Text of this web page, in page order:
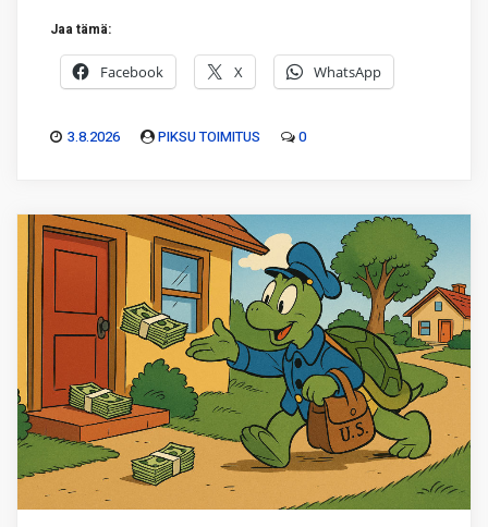
Jaa tämä:
Facebook X WhatsApp
3.8.2026 PIKSU TOIMITUS 0